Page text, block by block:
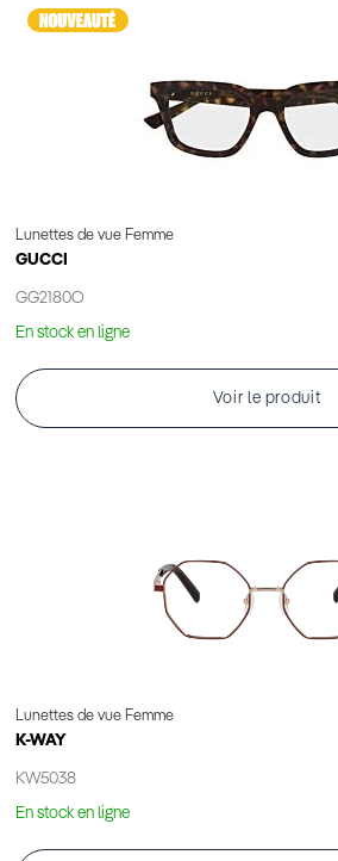
Lunettes de vue Femme
GUCCI
GG2180O
En stock en ligne
Voir le produit
Lunettes de vue Femme
K-WAY
KW5038
En stock en ligne